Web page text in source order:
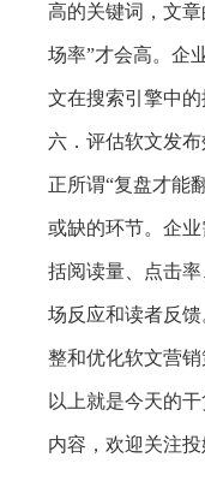
高的关键词，文
场率”才会高。企
文在搜索引擎中的
六．评估软文发
正所谓“复盘才能
或缺的环节。企
括阅读量、点击
场反应和读者反
整和优化软文营销
以上就是今天的
内容，欢迎关注投